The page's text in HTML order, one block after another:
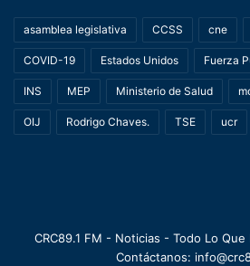
asamblea legislativa CCSS cne
COVID-19 Estados Unidos Fuerza
INS MEP Ministerio de Salud
OIJ Rodrigo Chaves. TSE ucr
CRC89.1 FM - Noticias - Todo Lo
Contáctanos: